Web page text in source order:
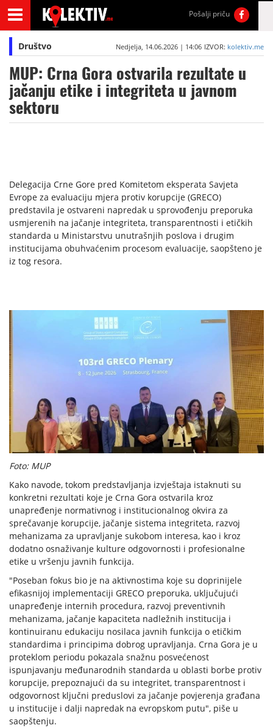
Pošalji priču
Društvo Nedjelja, 14.06.2026 | 14:06 IZVOR: kolektiv.me
MUP: Crna Gora ostvarila rezultate u
jačanju etike i integriteta u javnom
sektoru
Delegacija Crne Gore pred Komitetom eksperata Savjeta
Evrope za evaluaciju mjera protiv korupcije (GRECO)
predstavila je ostvareni napredak u sprovođenju preporuka
usmjerenih na jačanje integriteta, transparentnosti i etičkih
standarda u Ministarstvu unutrašnjih poslova i drugim
institucijama obuhvaćenim procesom evaluacije, saopšteno je
iz tog resora.
Foto: MUP
Kako navode, tokom predstavljanja izvještaja istaknuti su
konkretni rezultati koje je Crna Gora ostvarila kroz
unapređenje normativnog i institucionalnog okvira za
sprečavanje korupcije, jačanje sistema integriteta, razvoj
mehanizama za upravljanje sukobom interesa, kao i kroz
dodatno osnaživanje kulture odgovornosti i profesionalne
etike u vršenju javnih funkcija.
"Poseban fokus bio je na aktivnostima koje su doprinijele
efikasnijoj implementaciji GRECO preporuka, uključujući
unapređenje internih procedura, razvoj preventivnih
mehanizama, jačanje kapaciteta nadležnih institucija i
kontinuiranu edukaciju nosilaca javnih funkcija o etičkim
standardima i principima dobrog upravljanja. Crna Gora je u
proteklom periodu pokazala snažnu posvećenost
ispunjavanju međunarodnih standarda u oblasti borbe protiv
korupcije, prepoznajući da su integritet, transparentnost i
odgovornost ključni preduslovi za jačanje povjerenja građana
u institucije i dalji napredak na evropskom putu", piše u
saopštenju.